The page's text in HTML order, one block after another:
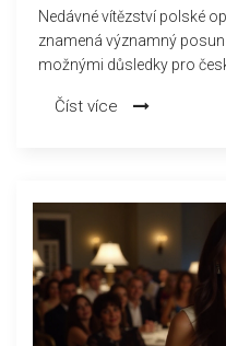
Nedávné vítězství polské
znamená významný
možnými důsledky pro
ukončila osmiletou vládu
Číst více